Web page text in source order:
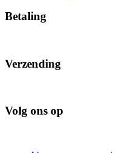
Betaling
Verzending
Volg ons op